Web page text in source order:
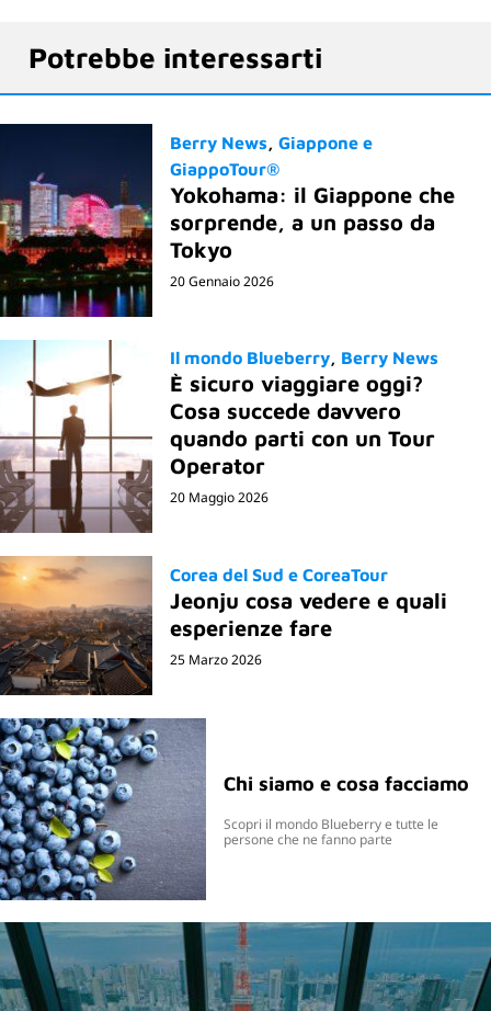
Potrebbe interessarti
Berry News
Giappone e
GiappoTour®
Yokohama: il Giappone che
sorprende, a un passo da
Tokyo
20 Gennaio 2026
Il mondo Blueberry Berry News
È sicuro viaggiare oggi?
Cosa succede davvero
quando parti con un Tour
Operator
20 Maggio 2026
Corea del Sud e CoreaTour
Jeonju cosa vedere e quali
esperienze fare
25 Marzo 2026
Chi siamo e cosa facciamo
Scopri il mondo Blueberry e tutte le
persone che ne fanno parte